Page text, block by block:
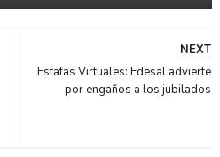
NEXT
Estafas Virtuales: Edesal advierte
por engaños a los jubilados